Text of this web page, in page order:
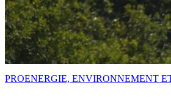
PROENERGIE, ENVIRONNEMENT